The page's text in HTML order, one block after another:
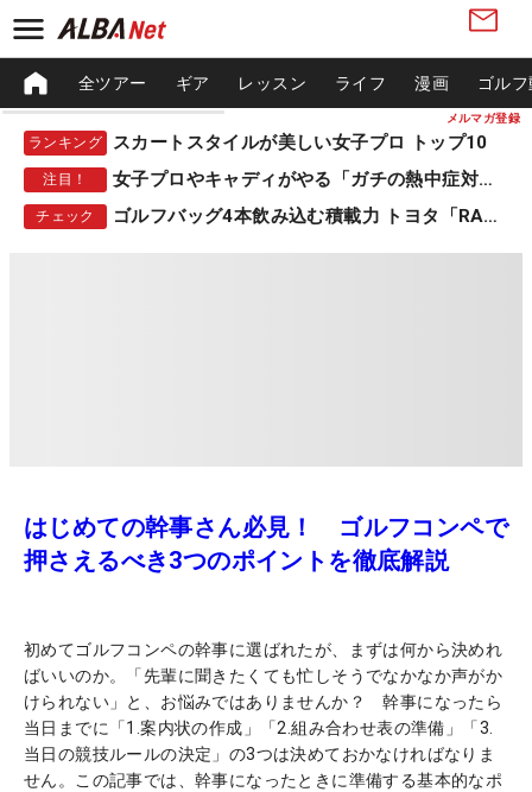
メルマガ登録
全ツアー ギア レッスン ライフ 漫画 ゴル
ランキング スカートスタイルが美しい女子プロ トップ10
注目！ 女子プロやキャディがやる「ガチの熱中症対策」
チェック ゴルフバッグ4本飲み込む積載力 トヨタ「RAV4」
はじめての幹事さん必見！ ゴルフコンペで
押さえるべき3つのポイントを徹底解説
初めてゴルフコンペの幹事に選ばれたが、まずは何から決めれ
ばいいのか。「先輩に聞きたくても忙しそうでなかなか声がか
けられない」と、お悩みではありませんか？ 幹事になったら
当日までに「1.案内状の作成」「2.組み合わせ表の準備」「3.
当日の競技ルールの決定」の3つは決めておかなければなりま
せん。この記事では、幹事になったときに準備する基本的なポ